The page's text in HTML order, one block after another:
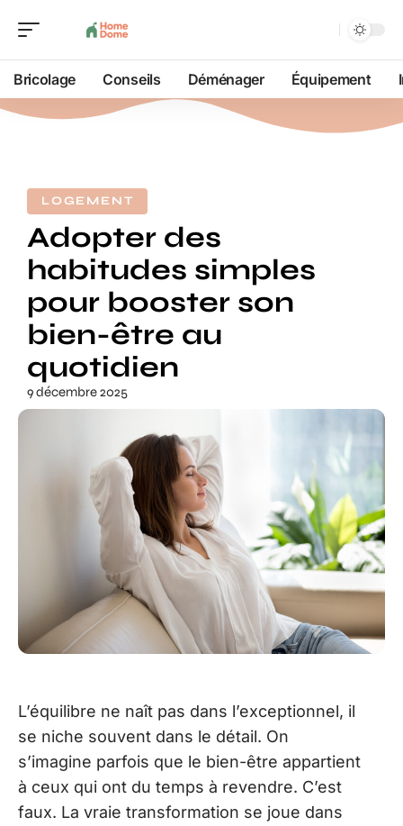
Bricolage Conseils Déménager Équipement
LOGEMENT
Adopter des
habitudes simples
pour booster son
bien-être au
quotidien
9 décembre 2025
L’équilibre ne naît pas dans l’exceptionnel, il
se niche souvent dans le détail. On
s’imagine parfois que le bien-être appartient
à ceux qui ont du temps à revendre. C’est
faux. La vraie transformation se joue dans